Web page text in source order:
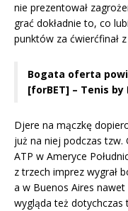
nie prezentował
grać dokładnie to, co
punktów za ćwierćfinał
Bogata oferta
[forBET] – Tenis by
Djere na mączkę
już na niej podczas tzw.
ATP w Ameryce
z trzech imprez wygrał
a w Buenos Aires
wygląda też dotychczas